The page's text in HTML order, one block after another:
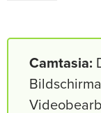
Camtasia: